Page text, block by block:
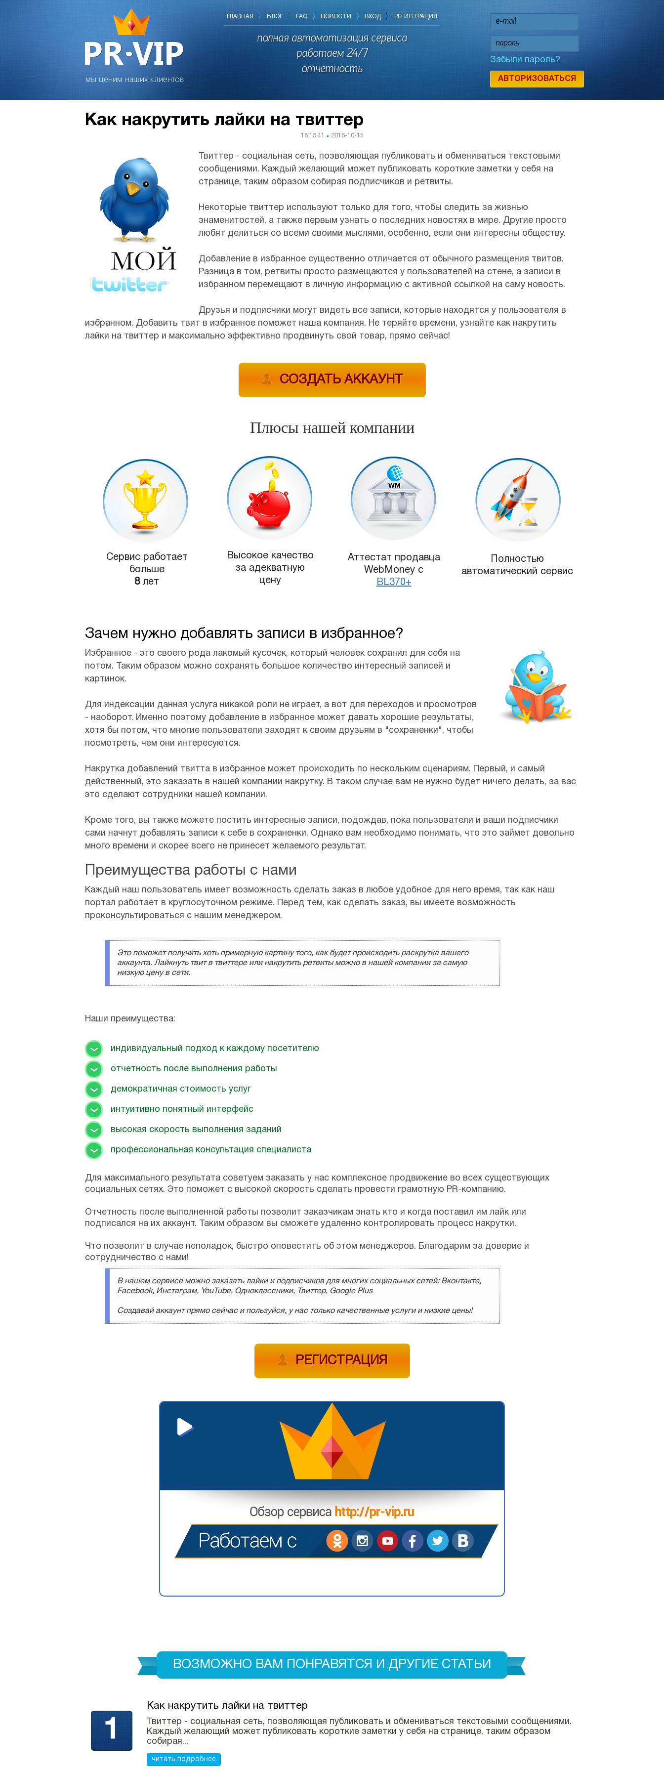
мы ценим наших клиентов
ГЛАВНАЯ БЛОГ FAQ НОВОСТИ ВХОД РЕГИСТРАЦИЯ
Забыли пароль?
АВТОРИЗОВАТЬСЯ
полная автоматизация сервиса
работаем 24/7
отчетность
Как накрутить лайки на твиттер
18:13:41 2016-10-15
Твиттер - социальная сеть, позволяющая публиковать и обмениваться текстовыми
сообщениями. Каждый желающий может публиковать короткие заметки у себя на
странице, таким образом собирая подписчиков и ретвиты.
Некоторые твиттер используют только для того, чтобы следить за жизнью
знаменитостей, а также первым узнать о последних новостях в мире. Другие просто
любят делиться со всеми своими мыслями, особенно, если они интересны обществу.
Добавление в избранное существенно отличается от обычного размещения твитов.
Разница в том, ретвиты просто размещаются у пользователей на стене, а записи в
избранном перемещают в личную информацию с активной ссылкой на саму новость.
Друзья и подписчики могут видеть все записи, которые находятся у пользователя в
избранном. Добавить твит в избранное поможет наша компания. Не теряйте времени, узнайте как накрутить
лайки на твиттер и максимально эффективно продвинуть свой товар, прямо сейчас!
СОЗДАТЬ АККАУНТ
Плюсы нашей компании
Сервис работает
больше
8лет
Высокое качество
за адекватную
цену
Аттестат продавца
WebMoney с
BL370+
Полностью
автоматический сервис
Зачем нужно добавлять записи в избранное?
Избранное - это своего рода лакомый кусочек, который человек сохранил для себя на
потом. Таким образом можно сохранять большое количество интересный записей и
картинок.
Для индексации данная услуга никакой роли не играет, а вот для переходов и просмотров
- наоборот. Именно поэтому добавление в избранное может давать хорошие результаты,
хотя бы потом, что многие пользователи заходят к своим друзьям в "сохраненки", чтобы
посмотреть, чем они интересуются.
Накрутка добавлений твитта в избранное может происходить по нескольким сценариям. Первый, и самый
действенный, это заказать в нашей компании накрутку. В таком случае вам не нужно будет ничего делать, за вас
это сделают сотрудники нашей компании.
Кроме того, вы также можете постить интересные записи, подождав, пока пользователи и ваши подписчики
сами начнут добавлять записи к себе в сохраненки. Однако вам необходимо понимать, что это займет довольно
много времени и скорее всего не принесет желаемого результат.
Преимущества работы с нами
Каждый наш пользователь имеет возможность сделать заказ в любое удобное для него время, так как наш
портал работает в круглосуточном режиме. Перед тем, как сделать заказ, вы имеете возможность
проконсультироваться с нашим менеджером.
Это поможет получить хоть примерную картину того, как будет происходить раскрутка вашего
аккаунта. Лайкнуть твит в твиттере или накрутить ретвиты можно в нашей компании за самую
низкую цену в сети.
Наши преимущества:
индивидуальный подход к каждому посетителю
отчетность после выполнения работы
демократичная стоимость услуг
интуитивно понятный интерфейс
высокая скорость выполнения заданий
профессиональная консультация специалиста
Для максимального результата советуем заказать у нас комплексное продвижение во всех существующих
социальных сетях. Это поможет с высокой скорость сделать провести грамотную PR-компанию.
Отчетность после выполненной работы позволит заказчикам знать кто и когда поставил им лайк или
подписался на их аккаунт. Таким образом вы сможете удаленно контролировать процесс накрутки.
Что позволит в случае неполадок, быстро оповестить об этом менеджеров. Благодарим за доверие и
сотрудничество с нами!
В нашем сервисе можно заказать лайки и подписчиков для многих социальных сетей: Вконтакте,
Facebook, Инстаграм, YouTube, Одноклассники, Твиттер, Google Plus
Создавай аккаунт прямо сейчас и пользуйся, у нас только качественные услуги и низкие цены!
РЕГИСТРАЦИЯ
ВОЗМОЖНО ВАМ ПОНРАВЯТСЯ И ДРУГИЕ СТАТЬИ
Как накрутить лайки на твиттер
Твиттер - социальная сеть, позволяющая публиковать и обмениваться текстовыми сообщениями.
Каждый желающий может публиковать короткие заметки у себя на странице, таким образом
собирая...
читать подробнее